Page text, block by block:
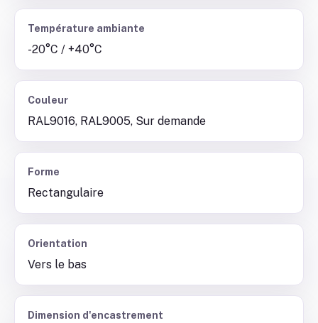
Température ambiante
-20°C / +40°C
Couleur
RAL9016, RAL9005, Sur demande
Forme
Rectangulaire
Orientation
Vers le bas
Dimension d'encastrement